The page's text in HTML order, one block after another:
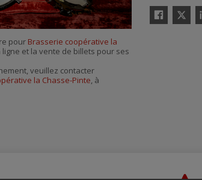
Facebook
Twitter
pour Brasserie coopérative la
et la vente de billets pour ses
veuillez contacter
la Chasse-Pinte, à